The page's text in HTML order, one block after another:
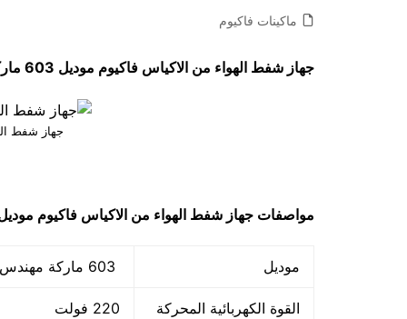
ماكينات فاكيوم
جهاز شفط الهواء من الاكياس فاكيوم موديل 603 ماركة مهندس منسي
جهاز شفط
مواصفات جهاز شفط الهواء من الاكياس فاكيوم
موديل
القوة الكهربائية المحركة 220 فولت